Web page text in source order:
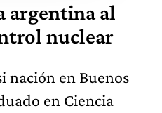
argentina al
nuclear
nación en Buenos
en Ciencia